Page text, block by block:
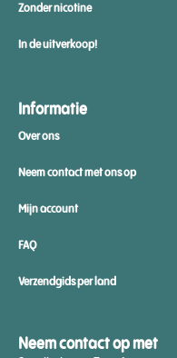
Zonder nicotine
In de uitverkoop!
Informatie
Over ons
Neem contact met ons op
Mijn account
FAQ
Verzendgids per land
Neem contact op met